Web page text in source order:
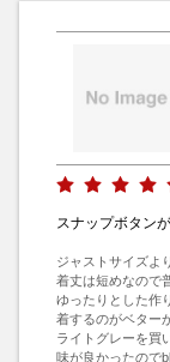
スナップボタン
ジャストサイズよ
着丈は短めなので
ゆったりとした作
着するのがベター
ライトグレーを買
味が良かったので